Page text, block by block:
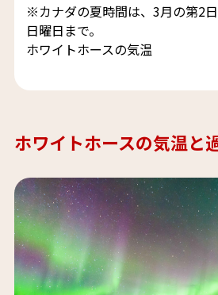
※カナダの夏時間は、3月の第2
日曜日まで。
ホワイトホースの気温
ホワイトホースの気温と